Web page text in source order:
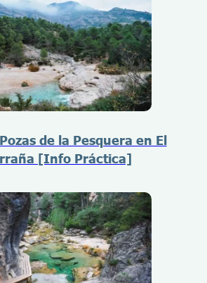
de la Pesquera en El
[Info Práctica]